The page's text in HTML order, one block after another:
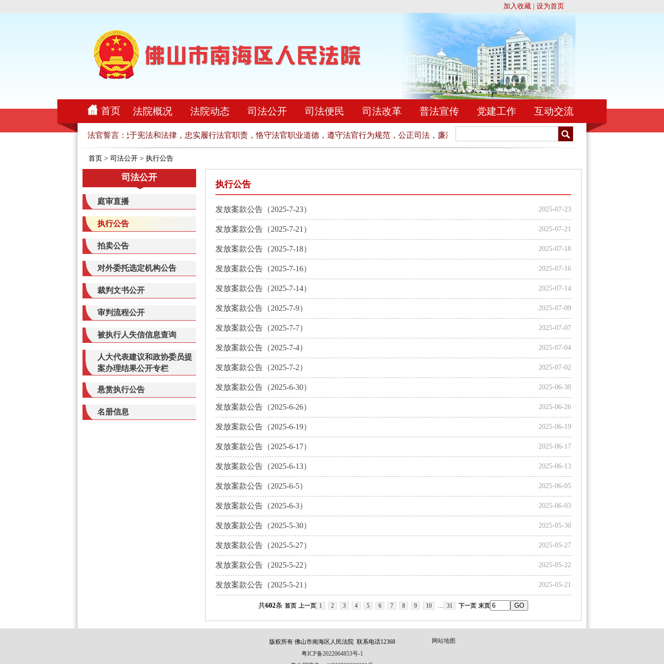
加入收藏 设为首页
首页 法院概况 法院动态 司法公开 司法便民 司法改革 普法宣传 党建工作 互动交流
法官誓言：
忠于祖国，忠于人民，忠于宪法和法律，忠实履行法官职责，恪守法官职业道德，遵守法官行为规范，公正司法，廉洁司法，为民司法，为维护社会公平正义而奋斗！ 忠于祖国，
首页 > 司法公开 > 执行公告
司法公开
庭审直播
执行公告
拍卖公告
对外委托选定机构公告
裁判文书公开
审判流程公开
被执行人失信信息查询
人大代表建议和政协委员提
案办理结果公开专栏
悬赏执行公告
名册信息
执行公告
2025-07-23
发放案款公告（2025-7-23）
2025-07-21
发放案款公告（2025-7-21）
2025-07-18
发放案款公告（2025-7-18）
2025-07-16
发放案款公告（2025-7-16）
2025-07-14
发放案款公告（2025-7-14）
2025-07-09
发放案款公告（2025-7-9）
2025-07-07
发放案款公告（2025-7-7）
2025-07-04
发放案款公告（2025-7-4）
2025-07-02
发放案款公告（2025-7-2）
2025-06-30
发放案款公告（2025-6-30）
2025-06-26
发放案款公告（2025-6-26）
2025-06-19
发放案款公告（2025-6-19）
2025-06-17
发放案款公告（2025-6-17）
2025-06-13
发放案款公告（2025-6-13）
2025-06-05
发放案款公告（2025-6-5）
2025-06-03
发放案款公告（2025-6-3）
2025-05-30
发放案款公告（2025-5-30）
2025-05-27
发放案款公告（2025-5-27）
2025-05-22
发放案款公告（2025-5-22）
2025-05-21
发放案款公告（2025-5-21）
共602条 首页 上一页 1 2 3 4 5 6 7 8 9 10 ... 31 下一页 末页
版权所有 佛山市南海区人民法院 联系电话12368
粤ICP备2022064853号-1
网站地图